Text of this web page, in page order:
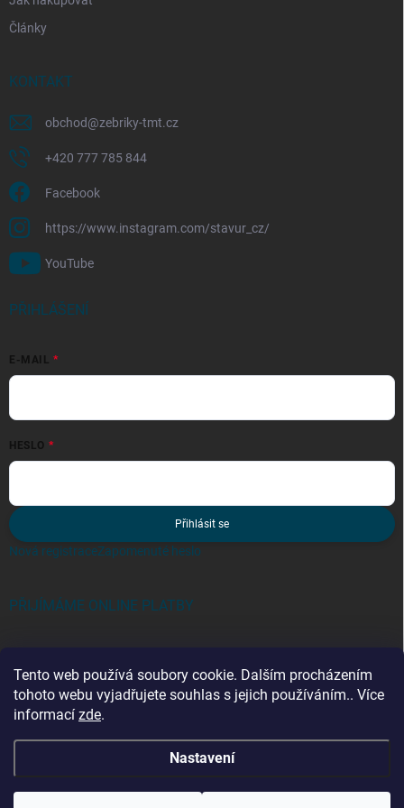
Tento web používá soubory cookie. Dalším procházením
tohoto webu vyjadřujete souhlas s jejich používáním.. Více
informací zde.
Nastavení
Články
KONTAKT
obchod@zebriky-tmt.cz
+420 777 785 844
Facebook
https://www.instagram.com/stavur_cz/
YouTube
PŘIHLÁŠENÍ
E-MAIL
HESLO
Přihlásit se
Nová registraceZapomenuté heslo
PŘIJÍMÁME ONLINE PLATBY
Kategorie